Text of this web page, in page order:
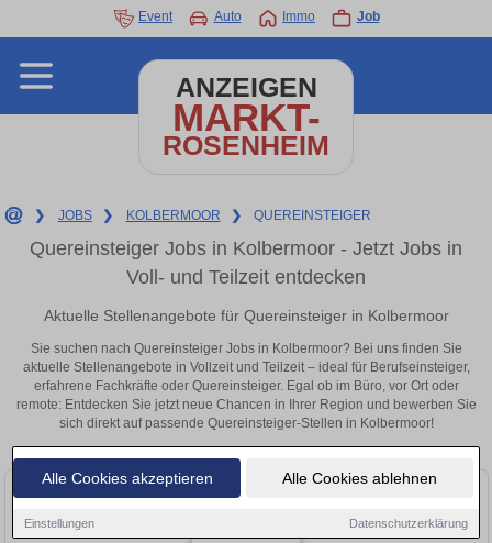
Alle Cookies akzeptieren Alle Cookies ablehnen
Einstellungen Datenschutzerklärung
Event Auto Immo Job
ANZEIGEN
MARKT-
ROSENHEIM
❯ JOBS ❯ KOLBERMOOR ❯ QUEREINSTEIGER
Quereinsteiger Jobs in Kolbermoor - Jetzt Jobs in
Voll- und Teilzeit entdecken
Aktuelle Stellenangebote für Quereinsteiger in Kolbermoor
Sie suchen nach Quereinsteiger Jobs in Kolbermoor? Bei uns finden Sie
aktuelle Stellenangebote in Vollzeit und Teilzeit – ideal für Berufseinsteiger,
erfahrene Fachkräfte oder Quereinsteiger. Egal ob im Büro, vor Ort oder
remote: Entdecken Sie jetzt neue Chancen in Ihrer Region und bewerben Sie
sich direkt auf passende Quereinsteiger-Stellen in Kolbermoor!